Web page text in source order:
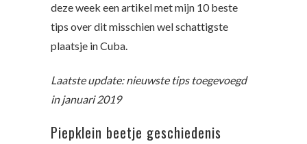
deze week een artikel met mijn 10 beste
tips over dit misschien wel schattigste
plaatsje in Cuba.
Laatste update: nieuwste tips toegevoegd
in januari 2019
Piepklein beetje geschiedenis